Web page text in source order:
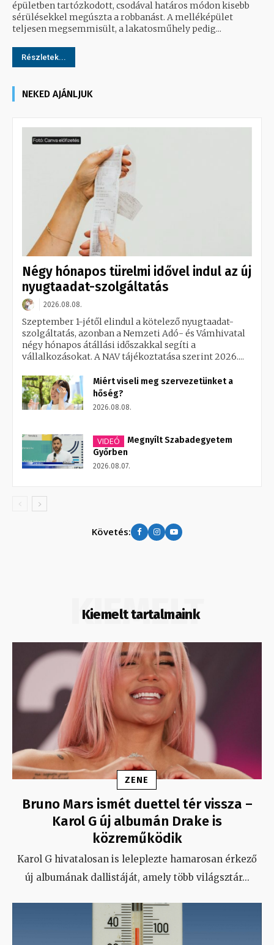
épületben tartózkodott, csodával határos módon kisebb
sérülésekkel megúszta a robbanást. A melléképület
teljesen megsemmisült, a lakatosműhely pedig...
Részletek...
NEKED AJÁNLJUK
Négy hónapos türelmi idővel indul az új
nyugtaadat-szolgáltatás
2026.08.08.
Szeptember 1-jétől elindul a kötelező nyugtaadat-
szolgáltatás, azonban a Nemzeti Adó- és Vámhivatal
négy hónapos átállási időszakkal segíti a
vállalkozásokat. A NAV tájékoztatása szerint 2026....
Miért viseli meg szervezetünket a
hőség?
2026.08.08.
VIDEÓ
Megnyílt Szabadegyetem
Győrben
2026.08.07.
Követés:
Kiemelt tartalmaink
KIEMELT
ZENE
Bruno Mars ismét duettel tér vissza –
Karol G új albumán Drake is
közreműködik
Karol G hivatalosan is leleplezte hamarosan érkező
új albumának dallistáját, amely több világsztár...